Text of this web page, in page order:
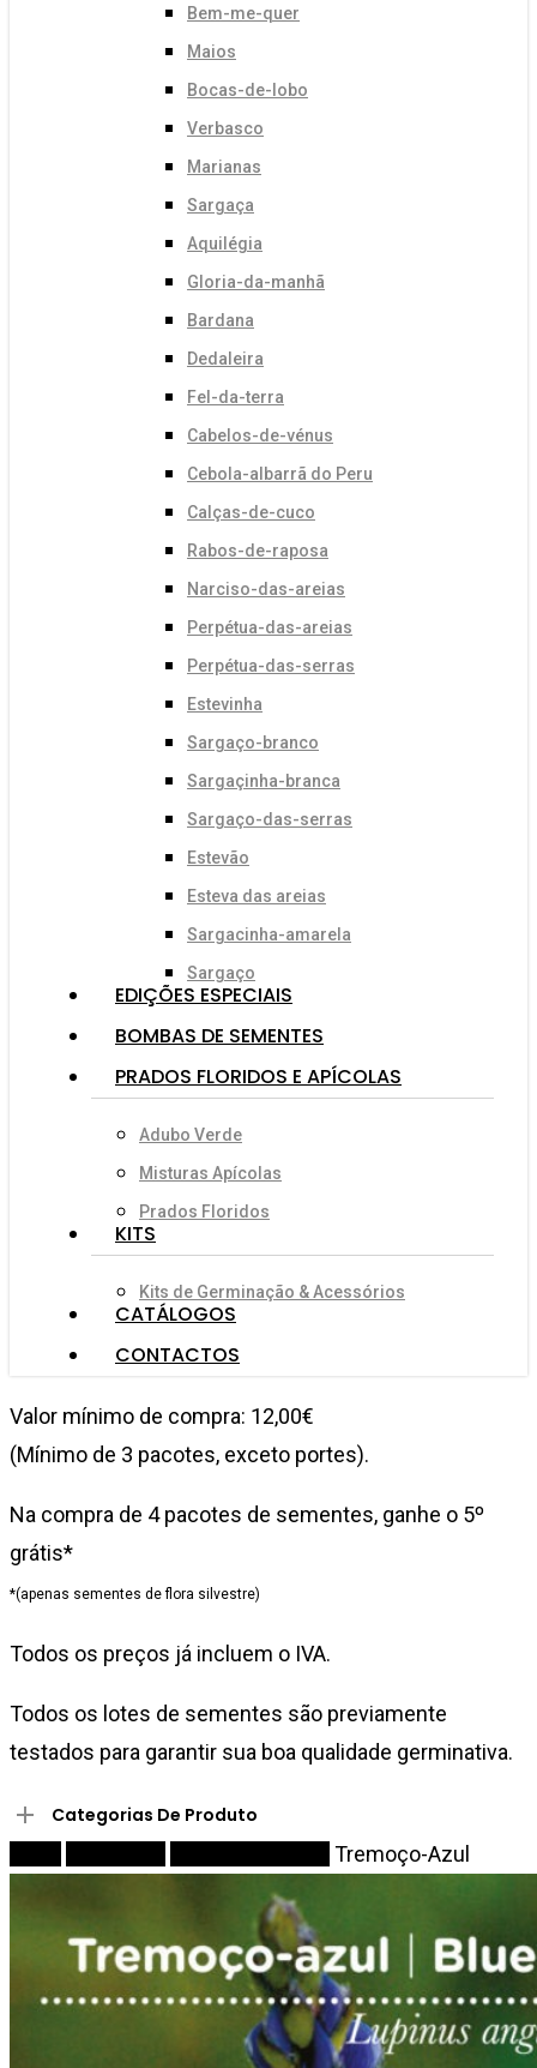
Bem-me-quer
Maios
Bocas-de-lobo
Verbasco
Marianas
Sargaça
Aquilégia
Gloria-da-manhã
Bardana
Dedaleira
Fel-da-terra
Cabelos-de-vénus
Cebola-albarrã do Peru
Calças-de-cuco
Rabos-de-raposa
Narciso-das-areias
Perpétua-das-areias
Perpétua-das-serras
Estevinha
Sargaço-branco
Sargaçinha-branca
Sargaço-das-serras
Estevão
Esteva das areias
Sargacinha-amarela
Sargaço
EDIÇÕES ESPECIAIS
BOMBAS DE SEMENTES
PRADOS FLORIDOS E APÍCOLAS
Adubo Verde
Misturas Apícolas
Prados Floridos
KITS
Kits de Germinação & Acessórios
CATÁLOGOS
CONTACTOS
Valor mínimo de compra: 12,00€
(Mínimo de 3 pacotes, exceto portes).
Na compra de 4 pacotes de sementes, ganhe o 5º
grátis*
*(apenas sementes de flora silvestre)
Todos os preços já incluem o IVA.
Todos os lotes de sementes são previamente
testados para garantir sua boa qualidade germinativa.
Categorias De Produto
Tremoço-Azul